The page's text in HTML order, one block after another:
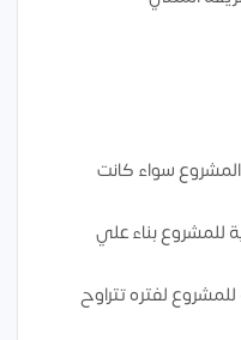
المشروع سواء كانت
للمشروع بناء علي
للمشروع لفتره تتراوح